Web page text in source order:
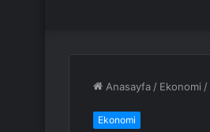
Anasayfa / Ekonomi /
Ekonomi